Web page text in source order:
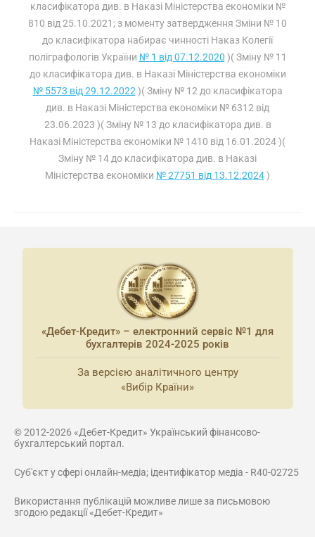
класифікатора див. в Наказі Міністерства економіки №
810 від 25.10.2021; з моменту затвердження Зміни № 10
до класифікатора набирає чинності Наказ Колегії
поліграфологів України № 1 від 07.12.2020 )( Зміну № 11
до класифікатора див. в Наказі Міністерства економіки
№ 5573 від 29.12.2022 )( Зміну № 12 до класифікатора
див. в Наказі Міністерства економіки № 6312 від
23.06.2023 )( Зміну № 13 до класифікатора див. в
Наказі Міністерства економіки № 1410 від 16.01.2024)(
Зміну № 14 до класифікатора див. в Наказі
Міністерства економіки № 27751 від 13.12.2024)
«Дебет-Кредит» – електронний сервіс №1 для
бухгалтерів 2024-2025 років
За версією аналітичного центру
«Вибір Країни»
© 2012-2026 «Дебет-Кредит» Український фінансово-
бухгалтерський портал.
Суб'єкт у сфері онлайн-медіа; ідентифікатор медіа - R40-02725
Використання публікацій можливе лише за письмовою
згодою редакції «Дебет-Кредит»